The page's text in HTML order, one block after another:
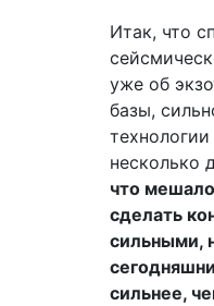
Итак, что
уже об
базы,
несколько
что
сделать
сильными,
сильнее,